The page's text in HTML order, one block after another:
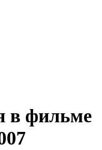
в фильме